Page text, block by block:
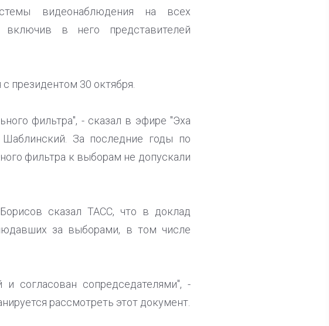
видеонаблюдения на всех
включив в него представителей
президентом 30 октября.
фильтра", - сказал в эфире "Эха
За последние годы по
фильтра к выборам не допускали
сказал ТАСС, что в доклад
за выборами, в том числе
согласован сопредседателями", -
рассмотреть этот документ.